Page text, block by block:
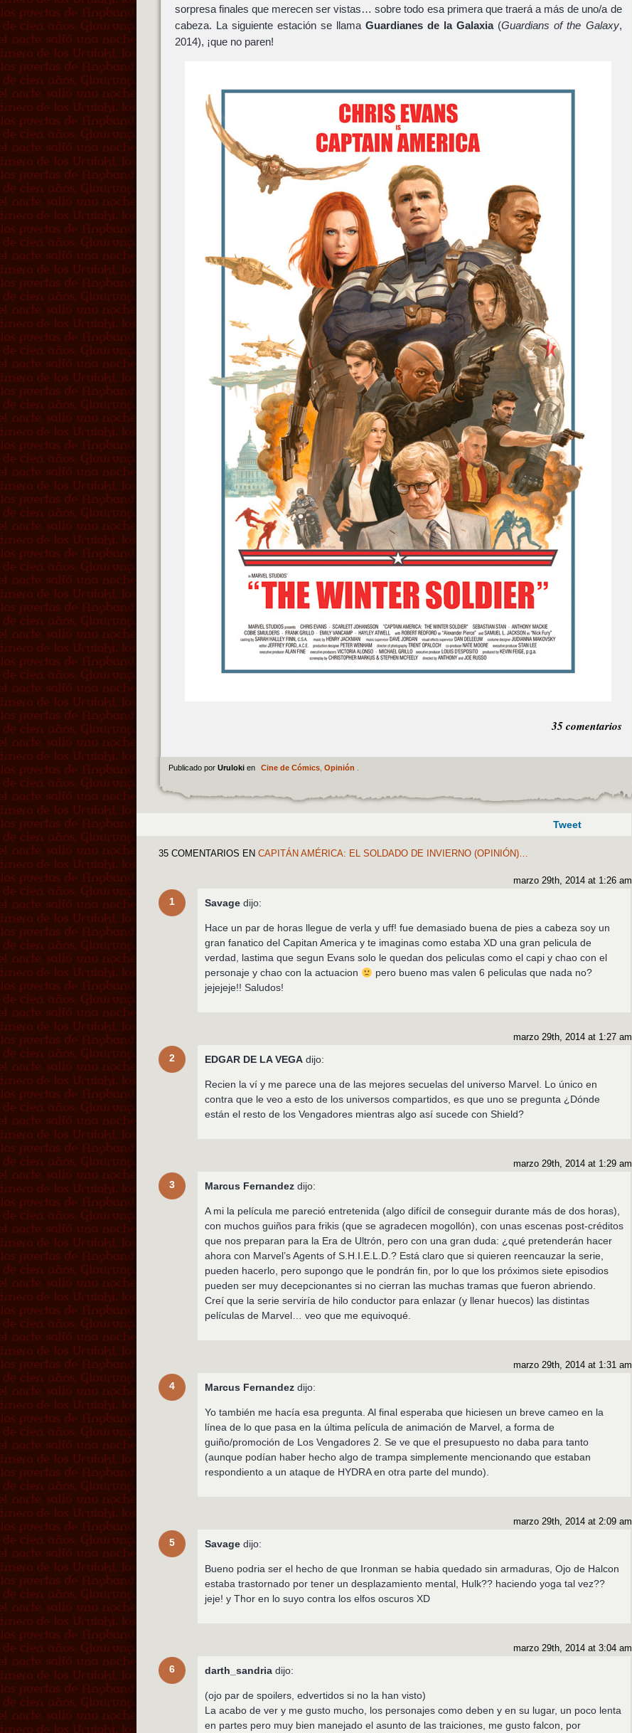
sorpresa finales que merecen ser vistas… sobre todo esa primera que traerá a más de uno/a de
cabeza. La siguiente estación se llama Guardianes de la Galaxia(Guardians of the Galaxy,
2014), ¡que no paren!
35 comentarios
Publicado por Uruloki en Cine de Cómics, Opinión
Tweet
35 COMENTARIOS EN CAPITÁN AMÉRICA: EL SOLDADO DE INVIERNO (OPINIÓN)…
1
marzo 29th, 2014 at 1:26 am
Savage dijo:
Hace un par de horas llegue de verla y uff! fue demasiado buena de pies a cabeza soy un
gran fanatico del Capitan America y te imaginas como estaba XD una gran pelicula de
verdad, lastima que segun Evans solo le quedan dos peliculas como el capi y chao con el
personaje y chao con la actuacion
pero bueno mas valen 6 peliculas que nada no?
jejejeje!! Saludos!
2
marzo 29th, 2014 at 1:27 am
EDGAR DE LA VEGA dijo:
Recien la ví y me parece una de las mejores secuelas del universo Marvel. Lo único en
contra que le veo a esto de los universos compartidos, es que uno se pregunta ¿Dónde
están el resto de los Vengadores mientras algo así sucede con Shield?
3
marzo 29th, 2014 at 1:29 am
Marcus Fernandez dijo:
A mi la película me pareció entretenida (algo difícil de conseguir durante más de dos horas),
con muchos guiños para frikis (que se agradecen mogollón), con unas escenas post-créditos
que nos preparan para la Era de Ultrón, pero con una gran duda: ¿qué pretenderán hacer
ahora con Marvel’s Agents of S.H.I.E.L.D.? Está claro que si quieren reencauzar la serie,
pueden hacerlo, pero supongo que le pondrán fin, por lo que los próximos siete episodios
pueden ser muy decepcionantes si no cierran las muchas tramas que fueron abriendo.
Creí que la serie serviría de hilo conductor para enlazar (y llenar huecos) las distintas
películas de Marvel… veo que me equivoqué.
4
marzo 29th, 2014 at 1:31 am
Marcus Fernandez dijo:
Yo también me hacía esa pregunta. Al final esperaba que hiciesen un breve cameo en la
línea de lo que pasa en la última película de animación de Marvel, a forma de
guiño/promoción de Los Vengadores 2. Se ve que el presupuesto no daba para tanto
(aunque podían haber hecho algo de trampa simplemente mencionando que estaban
respondiento a un ataque de HYDRA en otra parte del mundo).
5
marzo 29th, 2014 at 2:09 am
Savage dijo:
Bueno podria ser el hecho de que Ironman se habia quedado sin armaduras, Ojo de Halcon
estaba trastornado por tener un desplazamiento mental, Hulk?? haciendo yoga tal vez??
jeje! y Thor en lo suyo contra los elfos oscuros XD
6
marzo 29th, 2014 at 3:04 am
darth_sandria dijo:
(ojo par de spoilers, edvertidos si no la han visto)
La acabo de ver y me gusto mucho, los personajes como deben y en su lugar, un poco lenta
en partes pero muy bien manejado el asunto de las traiciones, me gusto falcon, por